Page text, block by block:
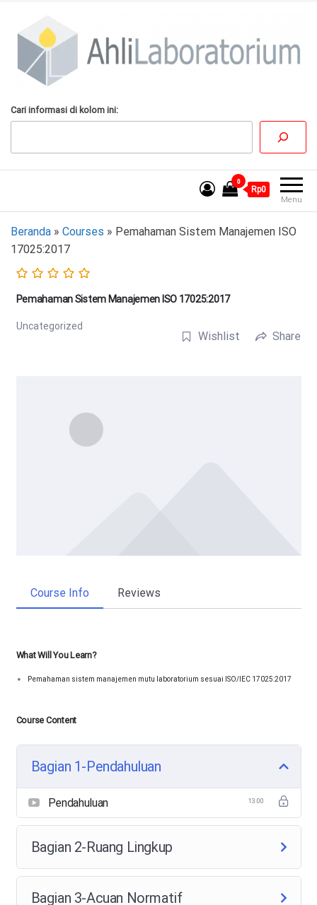
konten
AhliLaboratorium
AhliLaboratorium
Cari informasi di kolom ini:
Menu
0
Rp0
Beranda » Courses » Pemahaman Sistem Manajemen ISO
17025:2017
Pemahaman Sistem Manajemen ISO 17025:2017
Uncategorized
Wishlist Share
Course Info Reviews
What Will You Learn?
Pemahaman sistem manajemen mutu laboratorium sesuai ISO/IEC 17025:2017
Course Content
Bagian 1-Pendahuluan
Pendahuluan 13:00
Bagian 2-Ruang Lingkup
Bagian 3-Acuan Normatif